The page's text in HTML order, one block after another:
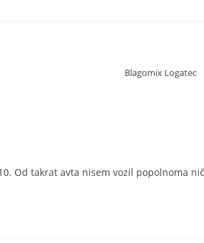
Blagomix Logatec
Od takrat avta nisem vozil popolnoma